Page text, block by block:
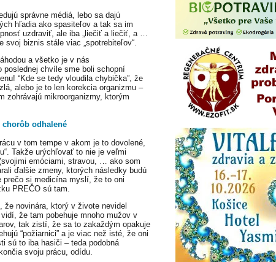
správne médiá, lebo sa dajú
hľadia ako spasiteľov a tak sa im
uzdraviť, ale iba „liečiť a liečiť, a …
svoj biznis stále viac „spotrebiteľov“.
a všetko je v nás
poslednej chvíle sme boli schopní
“Kde se tedy vloudila chybička”, že
alebo je to len korekcia organizmu –
zohrávajú mikroorganizmy, ktorým
odhalené
v tom tempe v akom je to dovolené,
Takže urýchľovať to nie je veľmi
emóciami, stravou, … ako som
ďalšie zmeny, ktorých následky budú
si medicína myslí, že to oni
PREČO sú tam.
novinára, ktorý v živote nevidel
že tam pobehuje mnoho mužov v
tak zistí, že sa to zakaždým opakuje
“požiarnici” a je viac než isté, že oni
sú to iba hasiči – teda podobná
svoju prácu, odídu.